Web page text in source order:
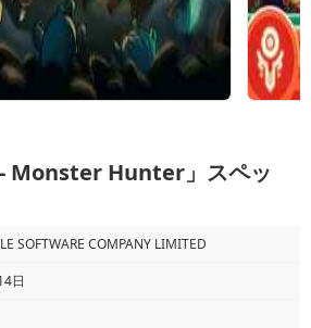
Monster Hunter」スペッ
SOFTWARE COMPANY LIMITED
日